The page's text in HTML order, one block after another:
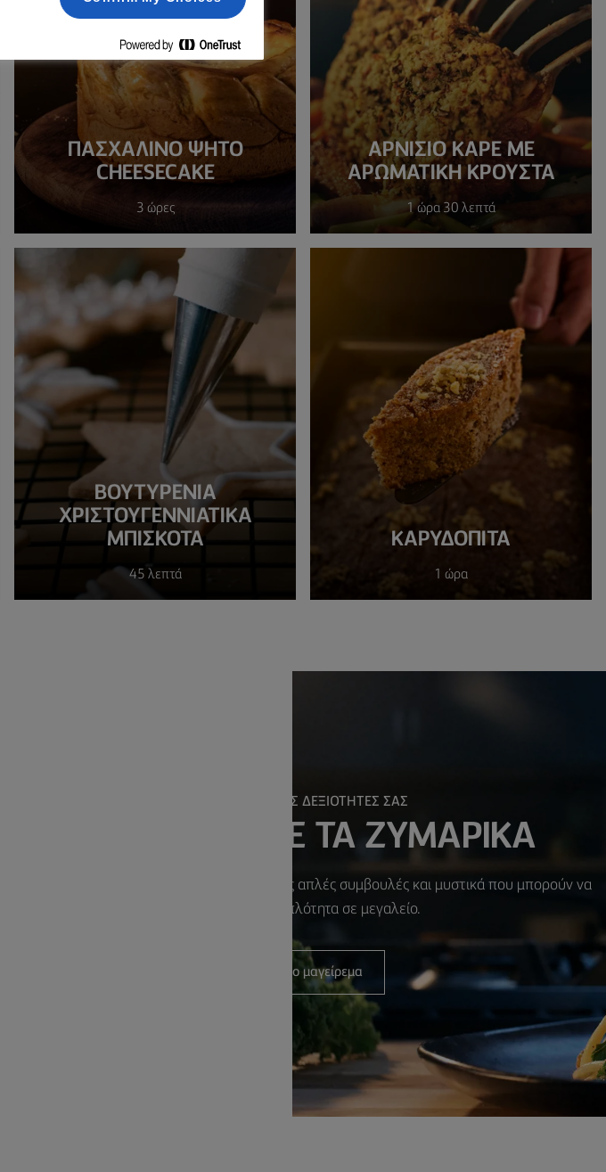
ΠΑΣΧΑΛΙΝΌ ΨΗΤΌ
CHEESECAKE
3 ώρες
ΑΡΝΊΣΙΟ ΚΑΡΈ ΜΕ
ΑΡΩΜΑΤΙΚΉ ΚΡΟΎΣΤΑ
1 ώρα 30 λεπτά
ΒΟΥΤΥΡΕΝΙΑ
ΧΡΙΣΤΟΥΓΕΝΝΙΑΤΙΚΑ
ΜΠΙΣΚΟΤΑ
45 λεπτά
KΑΡΥΔΌΠΙΤΑ
1 ώρα
ΤΕΛΕΙΟΠΟΙΗΣΤΕ ΤΙΣ ΔΕΞΙΟΤΗΤΕΣ ΣΑΣ
ΤΕΛΕΙΟΠΟΙΗΣΤΕ ΤΑ ΖΥΜΑΡΙΚΑ
Η τελειότητα των ζυμαρικών έρχεται με μερικές απλές συμβουλές και μυστικά που μπορούν να
μετατρέψουν την απλότητα σε μεγαλείο.
Ξεκινήστε το μαγείρεμα